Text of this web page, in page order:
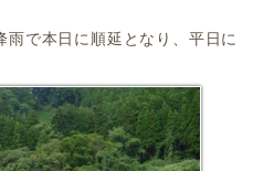
で本日に順延となり、平日に